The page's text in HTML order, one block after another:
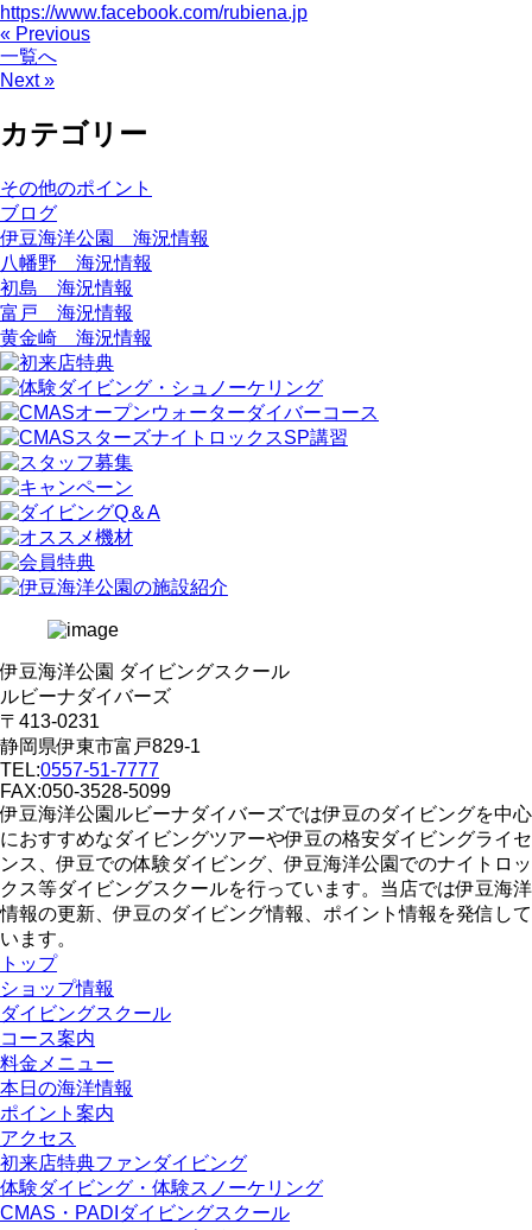
https://www.facebook.com/rubiena.jp
« Previous
一覧へ
Next »
カテゴリー
その他のポイント
ブログ
伊豆海洋公園 海況情報
八幡野 海況情報
初島 海況情報
富戸 海況情報
黄金崎 海況情報
伊豆海洋公園 ダイビングスクール
ルビーナダイバーズ
〒413-0231
静岡県伊東市富戸829-1
TEL:0557-51-7777
FAX:050-3528-5099
伊豆海洋公園ルビーナダイバーズでは伊豆のダイビングを中心
におすすめなダイビングツアーや伊豆の格安ダイビングライセ
ンス、伊豆での体験ダイビング、伊豆海洋公園でのナイトロッ
クス等ダイビングスクールを行っています。当店では伊豆海洋
情報の更新、伊豆のダイビング情報、ポイント情報を発信して
います。
トップ
ショップ情報
ダイビングスクール
コース案内
料金メニュー
本日の海洋情報
ポイント案内
アクセス
初来店特典ファンダイビング
体験ダイビング・体験スノーケリング
CMAS・PADIダイビングスクール